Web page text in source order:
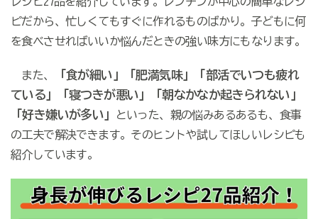
ピだから、忙しくてもすぐに作れるものばかり。子どもに何
を食べさせればいいか悩んだときの強い味方にもなります。
また、
「食が細い」「肥満気味」「部活でいつも疲れ
ている」「寝つきが悪い」「朝なかなか起きられない」
「好き嫌いが多い」
といった、親の悩みあるあるも、食事
の工夫で解決できます。そのヒントや試してほしいレシピも
紹介しています。